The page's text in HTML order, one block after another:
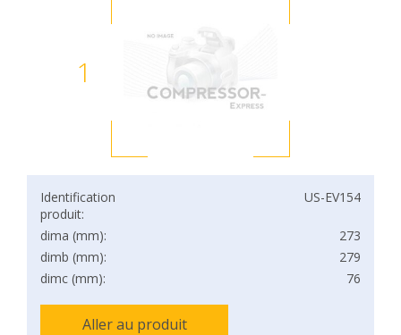
1
Identification
produit:
US-EV154
dima (mm):
273
dimb (mm):
279
dimc (mm):
76
Aller au produit